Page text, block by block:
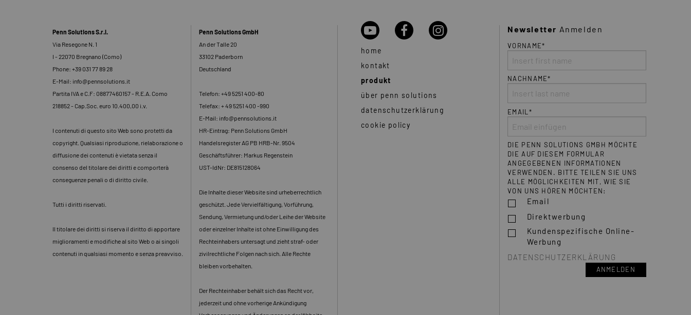
Penn Solutions S.r.l.
Via Resegone N. 1
I - 22070 Bregnano (Como)
Phone: +39 031 77 89 28
E-Mail: info@pennsolutions.it
Partita IVA e C.F: 08877460157 - R.E.A. Como
218852 - Cap.Soc. euro 10.400,00 i.v.
I contenuti di questo sito Web sono protetti da
copyright. Qualsiasi riproduzione, rielaborazione o
diffusione dei contenuti è vietata senza il
consenso del titolare dei diritti e comporterà
conseguenze penali o di diritto civile.
Tutti i diritti riservati.
Il titolare dei diritti si riserva il diritto di apportare
miglioramenti e modifiche al sito Web o ai singoli
contenuti in qualsiasi momento e senza preavviso.
Penn Solutions GmbH
An der Talle 20
33102 Paderborn
Deutschland
Telefon: +49 5251 400-80
Telefax: + 49 5251 400 -990
E-Mail: info@pennsolutions.it
HR-Eintrag: Penn Solutions GmbH
Handelsregister AG PB HRB-Nr. 9504
Geschäftsführer: Markus Regenstein
UST-IdNr: DE815128064
Die Inhalte dieser Website sind urheberrechtlich
geschützt. Jede Vervielfältigung, Vorführung,
Sendung, Vermietung und/oder Leihe der Website
oder einzelner Inhalte ist ohne Einwilligung des
Rechteinhabers untersagt und zieht straf- oder
zivilrechtliche Folgen nach sich. Alle Rechte
bleiben vorbehalten.
Der Rechteinhaber behält sich das Recht vor,
jederzeit und ohne vorherige Ankündigung
home
kontakt
produkt
über penn solutions
datenschutzerklärung
cookie policy
Newsletter Anmelden
VORNAME*
NACHNAME*
EMAIL*
DIE PENN SOLUTIONS GMBH MÖCHTE
DIE AUF DIESEM FORMULAR
ANGEGEBENEN INFORMATIONEN
VERWENDEN. BITTE TEILEN SIE UNS
ALLE MÖGLICHKEITEN MIT, WIE SIE
VON UNS HÖREN MÖCHTEN:
Email
Direktwerbung
Kundenspezifische Online-
Werbung
DATENSCHUTZERKLÄRUNG
ANMELDEN